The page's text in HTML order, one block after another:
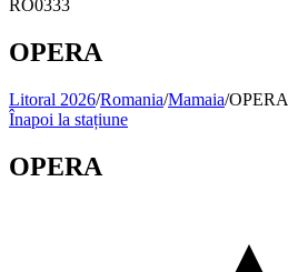
RO0333
OPERA
Litoral 2026/Romania/Mamaia/OPERA
Înapoi la stațiune
OPERA